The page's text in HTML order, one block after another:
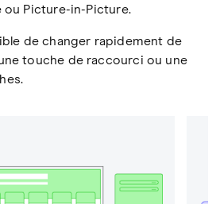
Picture-in-Picture.
de changer rapidement de
touche de raccourci ou une